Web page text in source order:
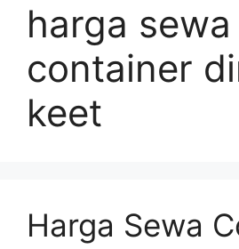
harga sewa
container
keet
Harga Sewa